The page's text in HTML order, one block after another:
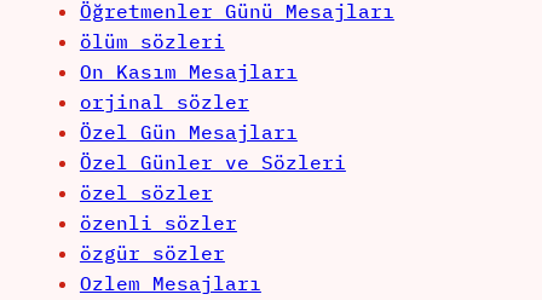
Öğretmenler Günü Mesajları
ölüm sözleri
On Kasım Mesajları
orjinal sözler
Özel Gün Mesajları
Özel Günler ve Sözleri
özel sözler
özenli sözler
özgür sözler
Ozlem Mesajları